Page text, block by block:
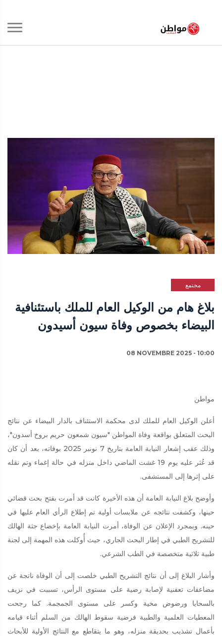
مجتمع
بلاغ هام من الوكيل العام للملك باستئنافية
البيضاء بخصوص وفاة سيون أسيدون
08 NOVEMBRE 2025 - 10:00
مواطن
أعلن الوكيل العام للملك لدى محكمة الاستئناف بالدار البيضاء عن نتائج
البحث المتعلق بواقعة وفاة المواطن "سيون شمعون حريم بروخ أسدون"،
وذلك عقب إشعار النيابة العامة بتاريخ 7 نونبر 2025 بوفاته، بعد أن كان
قد عُثر عليه يوم 19 غشت الماضي داخل منزله في حالة إغماء وتم نقله
على إثرها إلى المستشفى.
وأوضح بلاغ النيابة العامة أن هذه الأخيرة كانت قد أمرت بفتح بحث قضائي
حينها، وكشفت نتائجه عن ملابسات أولية تم إطلاع الرأي العام عليها في
حينه. وبمجرد الإعلان عن الوفاة، أمرت النيابة العامة بإخضاع جثة الهالك
للتشريح الطبي في إطار البحث الجاري، حيث أُوكلت هذه المهمة إلى لجنة
طبية ثلاثية متخصصة في الطب الشرعي.
وأشار البلاغ إلى أن نتائج التشريح الطبي خلصت إلى أن الوفاة ناتجة عن
مضاعفات تعفنية لإصابة رضية على مستوى الرأس، تسببت في نزيف
بالسحايا ورضوض مخية وكسر على مستوى الجمجمة. كما رجحت
المعطيات العلمية والطبية فرضية سقوط الهالك من السلم أثناء قيامه
بأعمال تشذيب بحديقة منزله، وهو ما يتقاطع مع النتائج الأولية للأبحاث